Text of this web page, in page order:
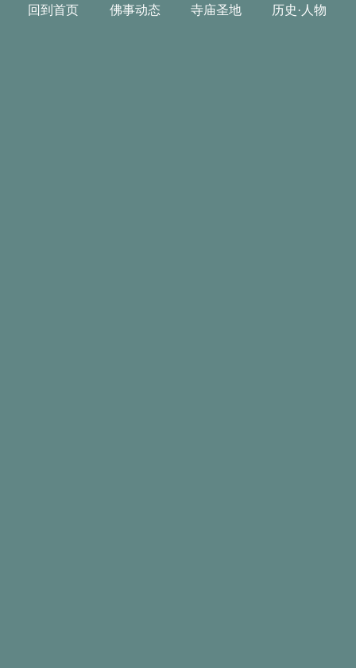
回到首页 佛事动态 寺庙圣地 历史·人物